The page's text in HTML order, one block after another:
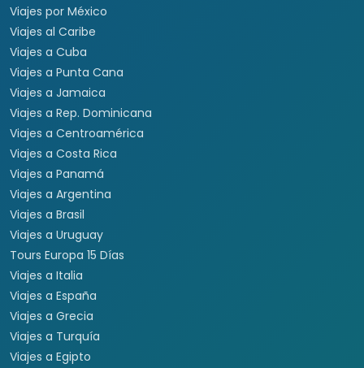
Viajes por México
Viajes al Caribe
Viajes a Cuba
Viajes a Punta Cana
Viajes a Jamaica
Viajes a Rep. Dominicana
Viajes a Centroamérica
Viajes a Costa Rica
Viajes a Panamá
Viajes a Argentina
Viajes a Brasil
Viajes a Uruguay
Tours Europa 15 Días
Viajes a Italia
Viajes a España
Viajes a Grecia
Viajes a Turquía
Viajes a Egipto